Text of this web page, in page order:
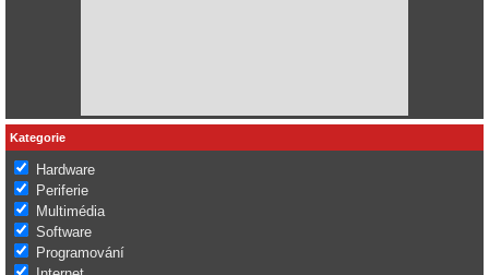
Kategorie
Hardware
Periferie
Multimédia
Software
Programování